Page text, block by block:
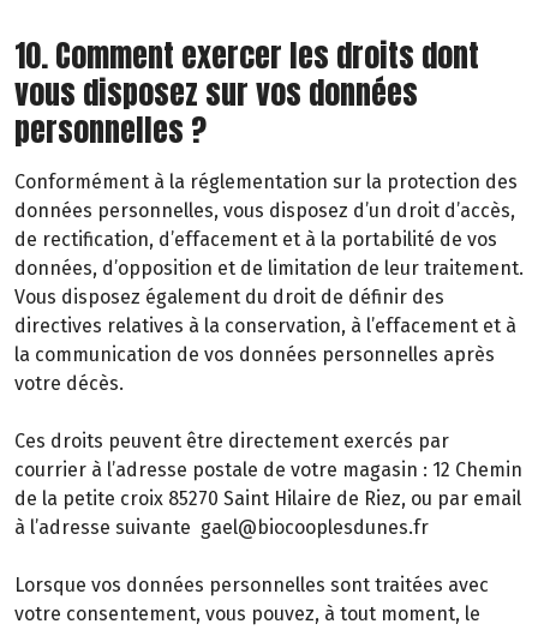
10. Comment exercer les droits dont
vous disposez sur vos données
personnelles ?
Conformément à la réglementation sur la protection des
données personnelles, vous disposez d’un droit d’accès,
de rectification, d’effacement et à la portabilité de vos
données, d’opposition et de limitation de leur traitement.
Vous disposez également du droit de définir des
directives relatives à la conservation, à l’effacement et à
la communication de vos données personnelles après
votre décès.
Ces droits peuvent être directement exercés par
courrier à l’adresse postale de votre magasin : 12 Chemin
de la petite croix 85270 Saint Hilaire de Riez, ou par email
à l’adresse suivante gael@biocooplesdunes.fr
Lorsque vos données personnelles sont traitées avec
votre consentement, vous pouvez, à tout moment, le